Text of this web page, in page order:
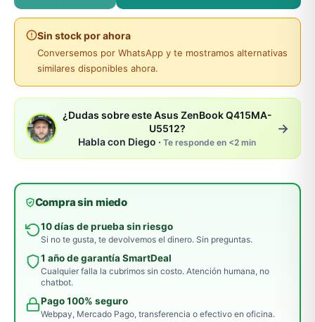
Sin stock por ahora
Conversemos por WhatsApp y te mostramos alternativas
similares disponibles ahora.
¿Dudas sobre este Asus ZenBook Q415MA-
U5512?
Habla con Diego · Te responde en <2 min
→
Compra sin miedo
10 días de prueba sin riesgo
Si no te gusta, te devolvemos el dinero. Sin preguntas.
1 año de garantía SmartDeal
Cualquier falla la cubrimos sin costo. Atención humana, no
chatbot.
Pago 100% seguro
Webpay, Mercado Pago, transferencia o efectivo en oficina.